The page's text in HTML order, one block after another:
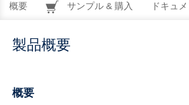
概要 サンプル & 購入 ドキュ
製品概要
概要